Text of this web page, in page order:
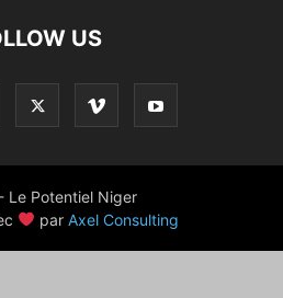
US
Le Potentiel Niger
par Axel Consulting